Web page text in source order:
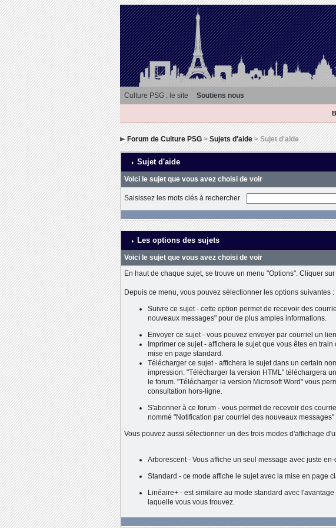
Culture PSG : le site Soutiens nous
Forum de Culture PSG>Sujets d'aide> Sujet d'aide
Sujet d'aide
Voici le sujet que vous avez choisi de voir
Saisissez les mots clés à rechercher
Les options des sujets
Voici le sujet que vous avez choisi de voir
En haut de chaque sujet, se trouve un menu "Options". Cliquer
Depuis ce menu, vous pouvez sélectionner les options suivantes :
Suivre ce sujet - cette option permet de recevoir des
nouveaux messages" pour de plus amples informations.
Envoyer ce sujet - vous pouvez envoyer par courriel un
Imprimer ce sujet - affichera le sujet que vous êtes en
mise en page standard.
Télécharger ce sujet - affichera le sujet dans un certain
impression. "Télécharger la version HTML" téléchargera
le forum. "Télécharger la version Microsoft Word" vous
consultation hors-ligne.
S'abonner à ce forum - vous permet de recevoir des
nommé "Notification par courriel des nouveaux
Vous pouvez aussi sélectionner un des trois modes d'affichage
Arborescent - Vous affiche un seul message avec juste
Standard - ce mode affiche le sujet avec la mise en page
Linéaire+ - est similaire au mode standard avec
laquelle vous vous trouvez.